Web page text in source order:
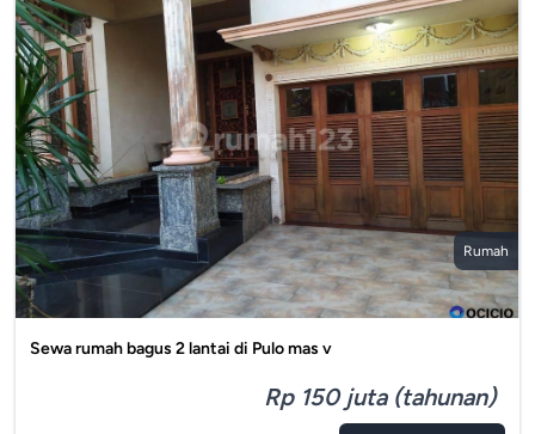
Rumah
Sewa rumah bagus 2 lantai di Pulo mas v
Rp 150 juta (tahunan)